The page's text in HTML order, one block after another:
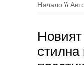
Начало \\
стилна